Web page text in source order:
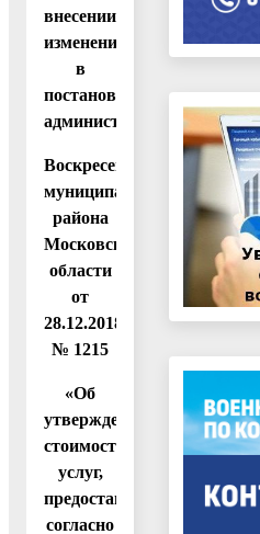
внесении
изменений
в
постановление
администрации
Воскресенского
муниципального
района
Московской
области
от
28.12.2018
№ 1215
«Об
утверждении
стоимости
услуг,
предоставляемых
согласно